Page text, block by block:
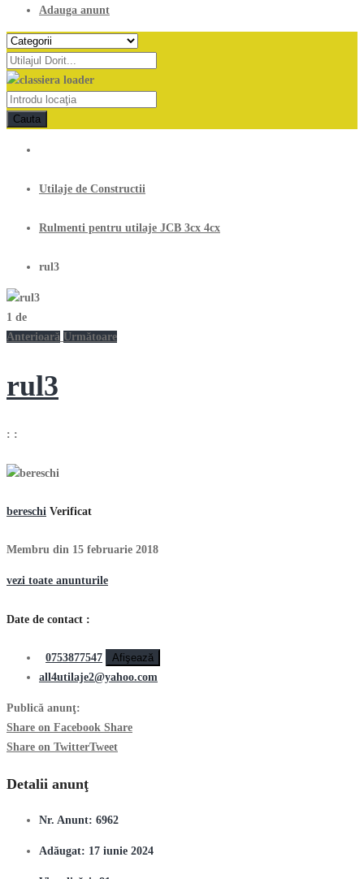
Adauga anunt
Cauta
Utilaje de Constructii
Rulmenti pentru utilaje JCB 3cx 4cx
rul3
1 de
Anterioară Următoare
rul3
: :
bereschi Verificat
Membru din 15 februarie 2018
vezi toate anunturile
Date de contact :
0753877547
Afişează
all4utilaje2@yahoo.com
Publică anunţ:
Share on Facebook Share
Share on TwitterTweet
Detalii anunţ
Nr. Anunt: 6962
Adăugat: 17 iunie 2024